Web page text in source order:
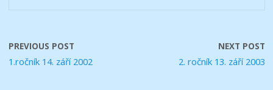
PREVIOUS POST
1.ročník 14. září 2002
NEXT POST
2. ročník 13. září 2003